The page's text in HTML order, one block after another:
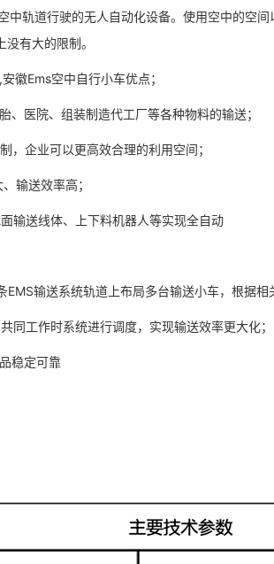
中轨道行驶的无人自动化设备。使用空中的空
有大的限制。
徽Ems空中自行小车优点；
医院、组装制造代工厂等各种物料的输送；
企业可以更高效合理的利用空间；
输送效率高；
输送线体、上下料机器人等实现全自动
输送系统轨道上布局多台输送小车，根据相
同工作时系统进行调度，实现输送效率更大化；
稳定可靠